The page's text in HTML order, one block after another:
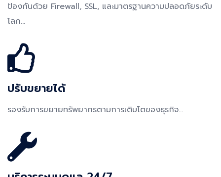
ป้องกันด้วย Firewall, SSL, และมาตรฐานความปลอดภัยระดับ
โลก...
ปรับขยายได้
รองรับการขยายทรัพยากรตามการเติบโตของธุรกิจ...